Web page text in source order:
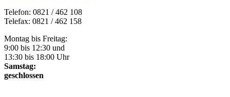
Telefon: 0821 / 462 108
Telefax: 0821 / 462 158
Montag bis Freitag:
9:00 bis 12:30 und
13:30 bis 18:00 Uhr
Samstag:
geschlossen